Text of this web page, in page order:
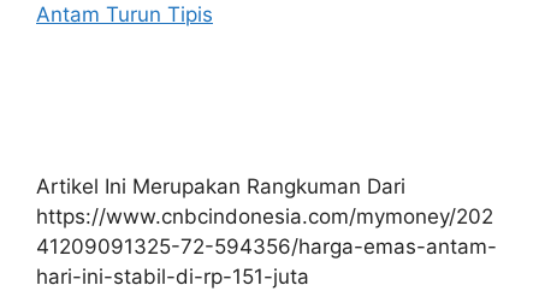
Antam Turun Tipis
Artikel Ini Merupakan Rangkuman Dari
https://www.cnbcindonesia.com/mymoney/202
41209091325-72-594356/harga-emas-antam-
hari-ini-stabil-di-rp-151-juta